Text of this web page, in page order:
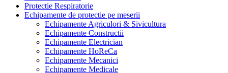
Protectie Respiratorie
Echipamente de protectie pe meserii
Echipamente Agriculori & Sivicultura
Echipamente Constructii
Echipamente Electrician
Echipamente HoReCa
Echipamente Mecanici
Echipamente Medicale